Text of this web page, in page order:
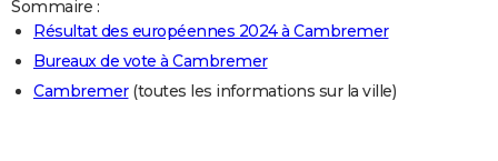
Guides de France
Escapades
Patrimoine
Expositions
Musées
Week-end nature
LIFESTYLE
Art de vivre
Bien-être
Loisirs
Mode
Modes de vie
Sommaire :
Résultat des européennes 2024 à Cambremer
Bureaux de vote à Cambremer
Cambremer(toutes les informations sur la ville)